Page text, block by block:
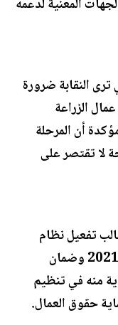
المعنية لدعمه
النقابة ضرورة
الزراعة
أن المرحلة
لا تقتصر على
تفعيل نظام
العاملين في قطاع الزراعة الصادر عام 2021 وضمان
منه في تنظيم
حقوق العمال.